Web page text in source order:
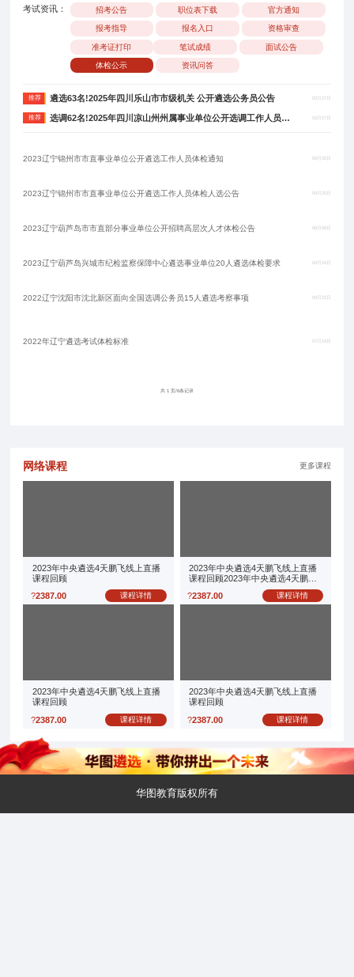
考试资讯： 招考公告 职位表下载 官方通知
报考指导 报名入口 资格审查
准考证打印 笔试成绩 面试公告
体检公示 资讯问答
推荐 遴选63名!2025年四川乐山市市级机关 公开遴选公务员公告 03月27日
推荐 选调62名!2025年四川凉山州州属事业单位公开选调工作人员公告 03月27日
2023辽宁锦州市市直事业单位公开遴选工作人员体检通知 09月20日
2023辽宁锦州市市直事业单位公开遴选工作人员体检人选公告 09月20日
2023辽宁葫芦岛市市直部分事业单位公开招聘高层次人才体检公告 08月09日
2023辽宁葫芦岛兴城市纪检监察保障中心遴选事业单位20人遴选体检要求 04月19日
2022辽宁沈阳市沈北新区面向全国选调公务员15人遴选考察事项 09月22日
2022年辽宁遴选考试体检标准 07月19日
共 1 页/6条记录
网络课程 更多课程
2023年中央遴选4天鹏飞线上直播
课程回顾
?2387.00 课程详情
2023年中央遴选4天鹏飞线上直播
课程回顾2023年中央遴选4天鹏飞
?2387.00 课程详情
2023年中央遴选4天鹏飞线上直播
课程回顾
?2387.00 课程详情
2023年中央遴选4天鹏飞线上直播
课程回顾
?2387.00 课程详情
华图教育版权所有